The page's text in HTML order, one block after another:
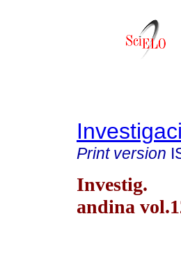
Print version
Investig.
andina